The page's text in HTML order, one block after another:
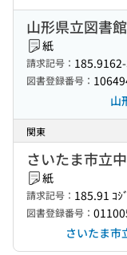
山形県立図書館
紙
請求記号：
図書登録番号：
山
関東
さいたま市立
紙
請求記号： 185.91 ｺｼﾞ
図書登録番号：
さいたま市